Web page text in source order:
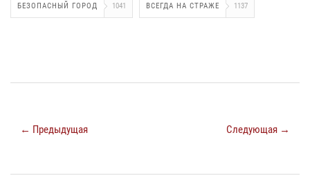
БЕЗОПАСНЫЙ ГОРОД 1041 ВСЕГДА НА СТРАЖЕ 1137
← Предыдущая Следующая →